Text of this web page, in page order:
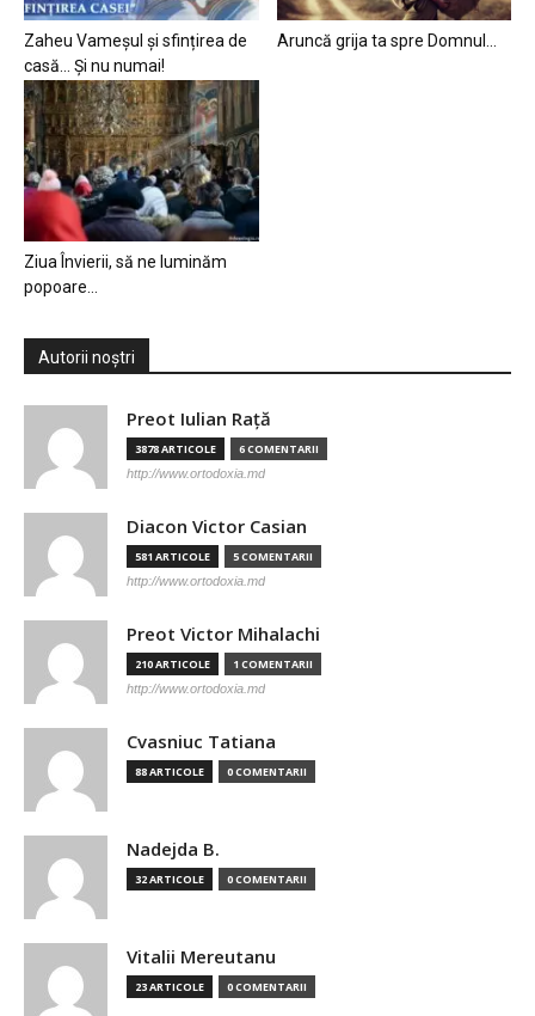
Zaheu Vameșul și sfințirea de
casă… Și nu numai!
Aruncă grija ta spre Domnul…
Ziua Învierii, să ne luminăm
popoare…
Autorii noștri
Preot Iulian Raţă
3878 ARTICOLE 6 COMENTARII
http://www.ortodoxia.md
Diacon Victor Casian
581 ARTICOLE 5 COMENTARII
http://www.ortodoxia.md
Preot Victor Mihalachi
210 ARTICOLE 1 COMENTARII
http://www.ortodoxia.md
Cvasniuc Tatiana
88 ARTICOLE 0 COMENTARII
Nadejda B.
32 ARTICOLE 0 COMENTARII
Vitalii Mereutanu
23 ARTICOLE 0 COMENTARII